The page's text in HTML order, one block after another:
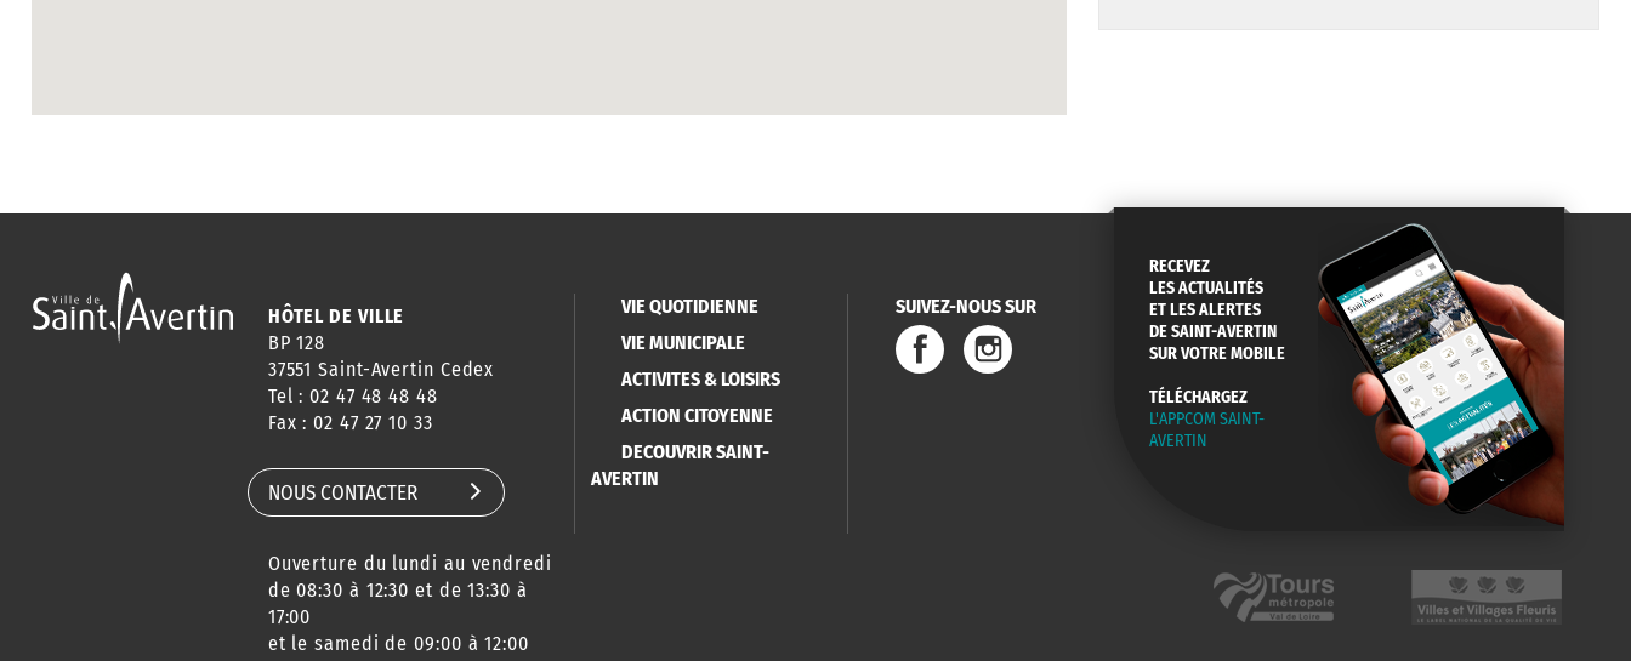
HÔTEL DE VILLE
BP 128
37551 Saint-Avertin Cedex
Tel : 02 47 48 48 48
Fax : 02 47 27 10 33
NOUS CONTACTER
Ouverture du lundi au vendredi
de 08:30 à 12:30 et de 13:30 à
17:00
et le samedi de 09:00 à 12:00
VIE QUOTIDIENNE
VIE MUNICIPALE
ACTIVITES & LOISIRS
ACTION CITOYENNE
DECOUVRIR SAINT-
AVERTIN
SUIVEZ-NOUS SUR
RECEVEZ
LES ACTUALITÉS
ET LES ALERTES
DE SAINT-AVERTIN
SUR VOTRE MOBILE
TÉLÉCHARGEZ
L'APPCOM SAINT-
AVERTIN